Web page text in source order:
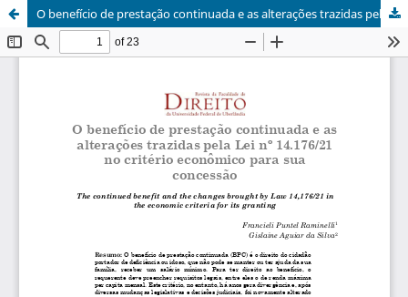
O benefício de prestação continuada e as alterações trazidas pela Lei nº 14.176/21 no critério econômico para sua concessão